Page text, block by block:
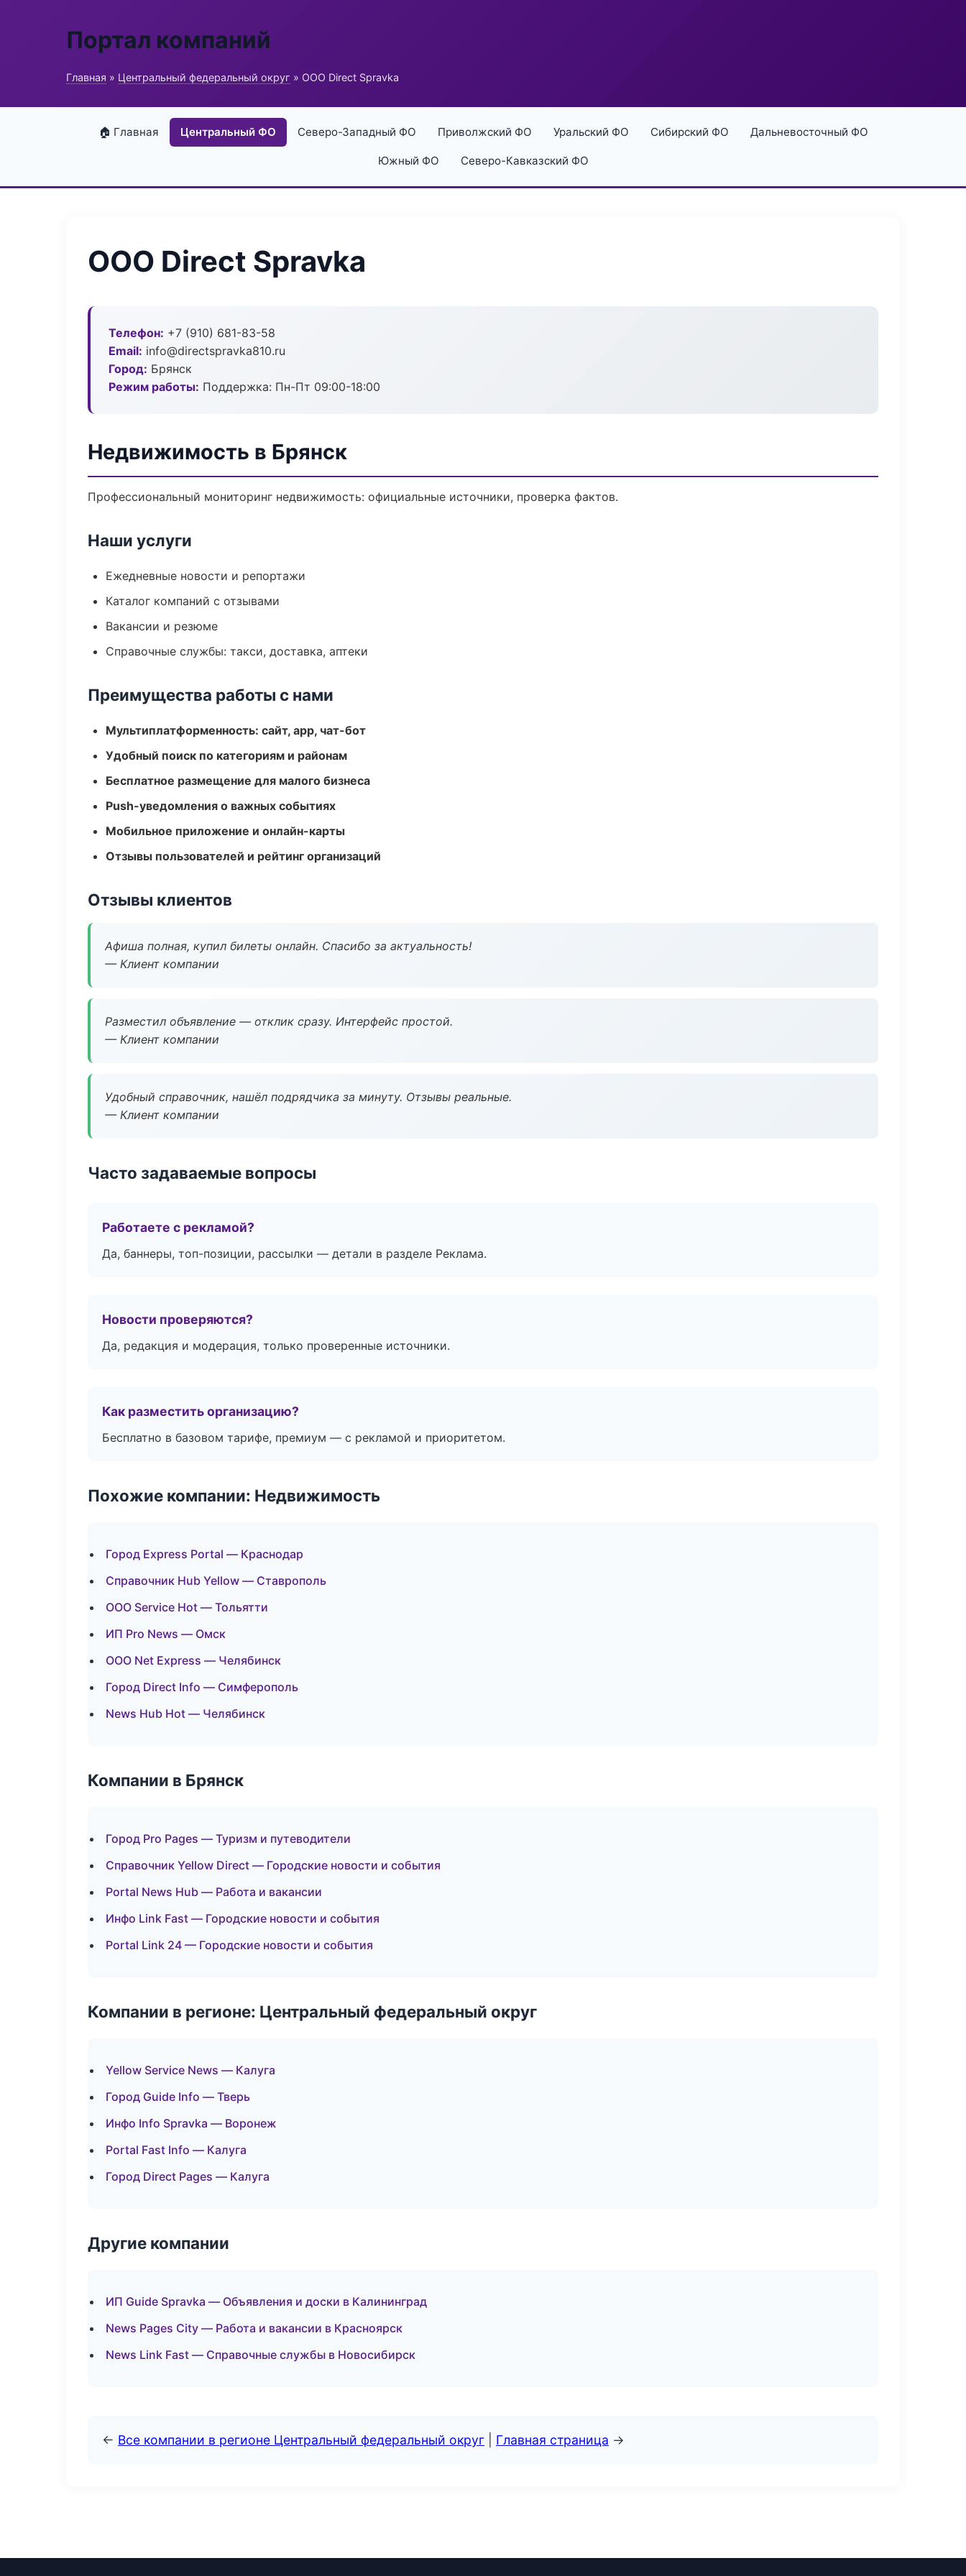
Портал компаний
Главная » Центральный федеральный округ » ООО Direct Spravka
🏠 Главная Центральный ФО Северо-Западный ФО Приволжский ФО Уральский ФО Сибирский ФО Дальневосточный ФО
Южный ФО Северо-Кавказский ФО
ООО Direct Spravka
Телефон: +7 (910) 681-83-58
Email: info@directspravka810.ru
Город: Брянск
Режим работы: Поддержка: Пн-Пт 09:00-18:00
Недвижимость в Брянск
Профессиональный мониторинг недвижимость: официальные источники, проверка фактов.
Наши услуги
Ежедневные новости и репортажи
Каталог компаний с отзывами
Вакансии и резюме
Справочные службы: такси, доставка, аптеки
Преимущества работы с нами
Мультиплатформенность: сайт, app, чат-бот
Удобный поиск по категориям и районам
Бесплатное размещение для малого бизнеса
Push-уведомления о важных событиях
Мобильное приложение и онлайн-карты
Отзывы пользователей и рейтинг организаций
Отзывы клиентов
Афиша полная, купил билеты онлайн. Спасибо за актуальность!
— Клиент компании
Разместил объявление — отклик сразу. Интерфейс простой.
— Клиент компании
Удобный справочник, нашёл подрядчика за минуту. Отзывы реальные.
— Клиент компании
Часто задаваемые вопросы
Работаете с рекламой?
Да, баннеры, топ-позиции, рассылки — детали в разделе Реклама.
Новости проверяются?
Да, редакция и модерация, только проверенные источники.
Как разместить организацию?
Бесплатно в базовом тарифе, премиум — с рекламой и приоритетом.
Похожие компании: Недвижимость
Город Express Portal — Краснодар
Справочник Hub Yellow — Ставрополь
ООО Service Hot — Тольятти
ИП Pro News — Омск
ООО Net Express — Челябинск
Город Direct Info — Симферополь
News Hub Hot — Челябинск
Компании в Брянск
Город Pro Pages — Туризм и путеводители
Справочник Yellow Direct — Городские новости и события
Portal News Hub — Работа и вакансии
Инфо Link Fast — Городские новости и события
Portal Link 24 — Городские новости и события
Компании в регионе: Центральный федеральный округ
Yellow Service News — Калуга
Город Guide Info — Тверь
Инфо Info Spravka — Воронеж
Portal Fast Info — Калуга
Город Direct Pages — Калуга
Другие компании
ИП Guide Spravka — Объявления и доски в Калининград
News Pages City — Работа и вакансии в Красноярск
News Link Fast — Справочные службы в Новосибирск
← Все компании в регионе Центральный федеральный округ Главная страница →